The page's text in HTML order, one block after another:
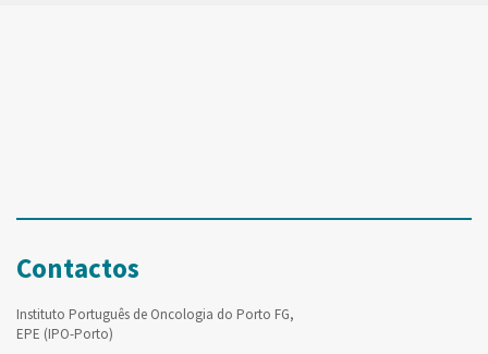
Contactos
Instituto Português de Oncologia do Porto FG,
EPE (IPO-Porto)